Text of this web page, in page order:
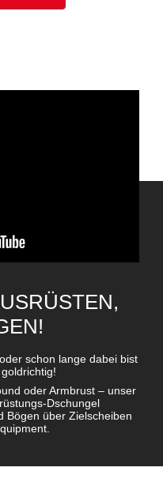
schon lange dabei bist
oder Armbrust – unser
Dschungel
Bögen über Zielscheiben